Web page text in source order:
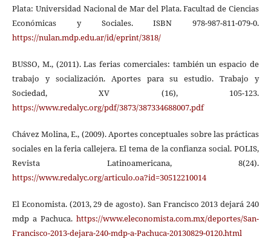
Plata: Universidad Nacional de Mar del Plata. Facultad de Ciencias
Económicas y Sociales. ISBN 978-987-811-079-0.
https://nulan.mdp.edu.ar/id/eprint/3818/
BUSSO, M., (2011). Las ferias comerciales: también un espacio de
trabajo y socialización. Aportes para su estudio. Trabajo y
Sociedad, XV (16), 105-123.
https://www.redalyc.org/pdf/3873/387334688007.pdf
Chávez Molina, E., (2009). Aportes conceptuales sobre las prácticas
sociales en la feria callejera. El tema de la confianza social. POLIS,
Revista Latinoamericana, 8(24).
https://www.redalyc.org/articulo.oa?id=30512210014
El Economista. (2013, 29 de agosto). San Francisco 2013 dejará 240
mdp a Pachuca.https://www.eleconomista.com.mx/deportes/San-
Francisco-2013-dejara-240-mdp-a-Pachuca-20130829-0120.html